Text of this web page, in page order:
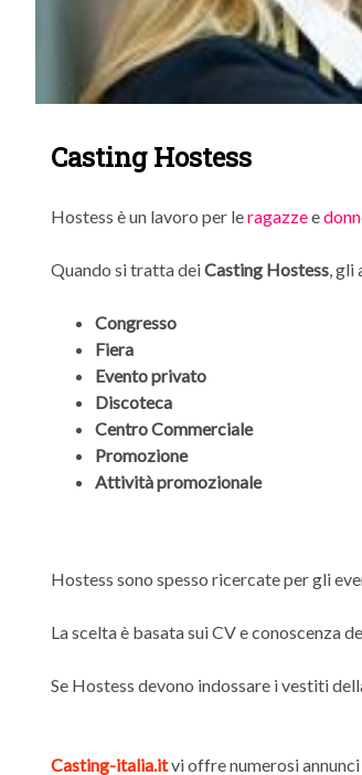
Casting Hostess
Hostess è un lavoro per leragazzee
Quando si tratta deiCasting Hostess, gli
Congresso
Fiera
Evento privato
Discoteca
Centro Commerciale
Promozione
Attività promozionale
Hostess sono spesso ricercate per gli
La scelta è basata sui CV e conoscenza
Se Hostess devono indossare i vestiti
Casting-italia.itvi offre numerosi